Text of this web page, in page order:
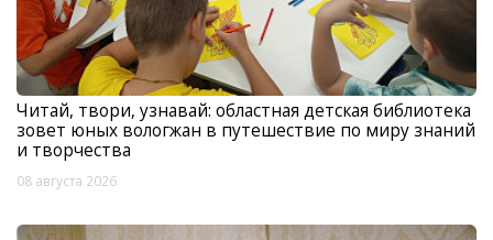
Читай, твори, узнавай: областная детская библиотека
зовет юных вологжан в путешествие по миру знаний
и творчества
08 августа 2026